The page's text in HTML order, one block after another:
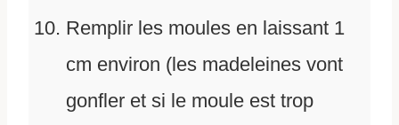
Remplir les moules en laissant 1
cm environ (les madeleines vont
gonfler et si le moule est trop